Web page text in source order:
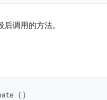
调用的方法。
()